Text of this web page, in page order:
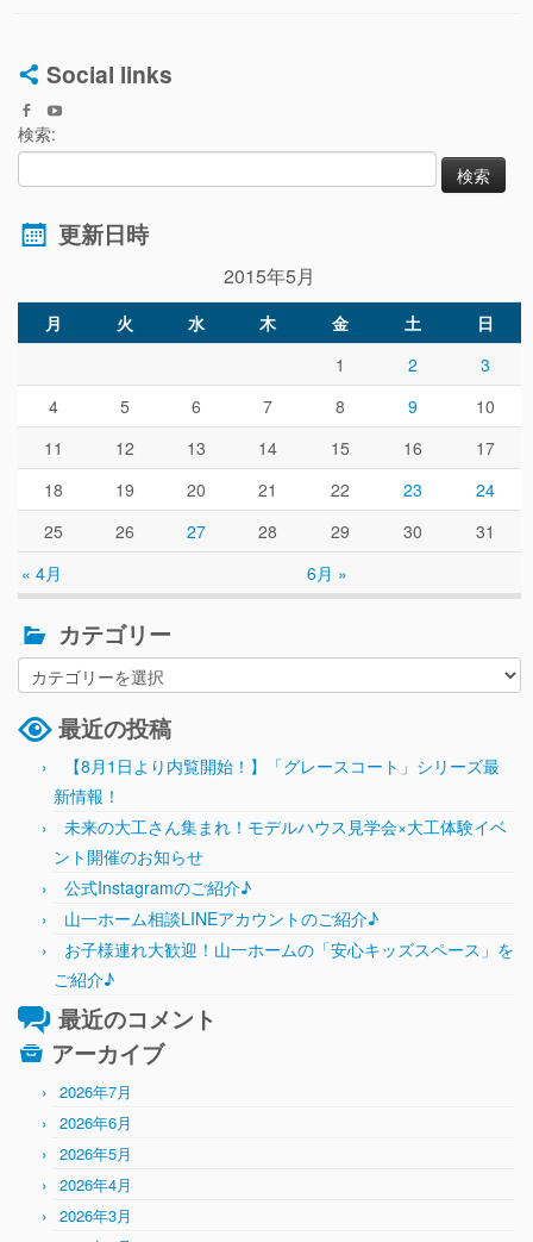
Social links
検索:
更新日時
2015年5月
月 火 水 木 金 土 日
« 4月 6月 »
1 2
3
4
5 6 7 8 9
10
11
12 13 14 15 16
17
18
19 20 21 22 23
24
25
26 27 28 29 30 31
カテゴリー
最近の投稿
【8月1日より内覧開始！】「グレースコート」シリーズ最
新情報！
未来の大工さん集まれ！モデルハウス見学会×大工体験イベ
ント開催のお知らせ
公式Instagramのご紹介♪
山一ホーム相談LINEアカウントのご紹介♪
お子様連れ大歓迎！山一ホームの「安心キッズスペース」を
ご紹介♪
最近のコメント
アーカイブ
2026年7月
2026年6月
2026年5月
2026年4月
2026年3月